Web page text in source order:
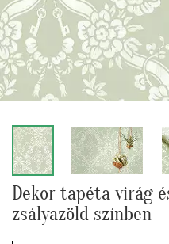
Dekor tapéta virág
zsályazöld színben